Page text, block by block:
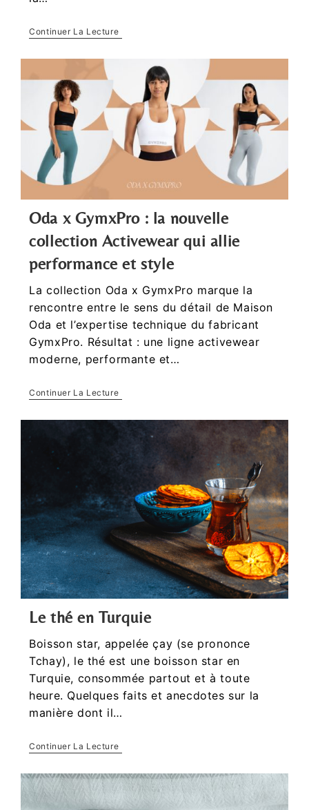
Continuer La Lecture
Oda x GymxPro : la nouvelle
collection Activewear qui allie
performance et style
La collection Oda x GymxPro marque la
rencontre entre le sens du détail de Maison
Oda et l’expertise technique du fabricant
GymxPro. Résultat : une ligne activewear
moderne, performante et…
Continuer La Lecture
Le thé en Turquie
Boisson star, appelée çay (se prononce
Tchay), le thé est une boisson star en
Turquie, consommée partout et à toute
heure. Quelques faits et anecdotes sur la
manière dont il…
Continuer La Lecture